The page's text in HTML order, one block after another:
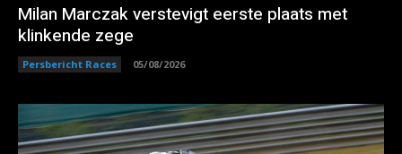
Milan Marczak verstevigt eerste plaats met
klinkende zege
Persbericht Races 05/08/2026